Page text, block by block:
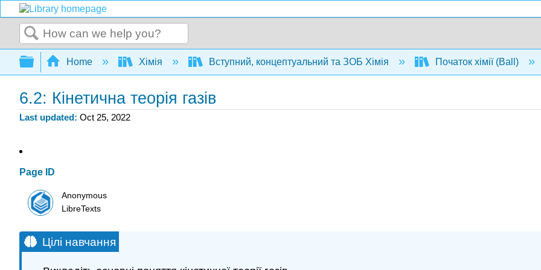
Search
Expand/collapse global hierarchy
Home Хімія Вступний, концептуальний та ЗОБ Хімія Початок хімії (Ball)
6.2: Кінетична теорія газів
Last updated Oct 25, 2022
Page ID
Anonymous
LibreTexts
Цілі навчання